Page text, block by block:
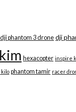
dji phantom 3 drone dji
hexacopter inspire
kilo phantom tamir racer